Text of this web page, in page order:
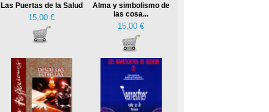
Las Puertas de la Salud
15,00 €
Alma y simbolismo de
las cosa...
15,00 €